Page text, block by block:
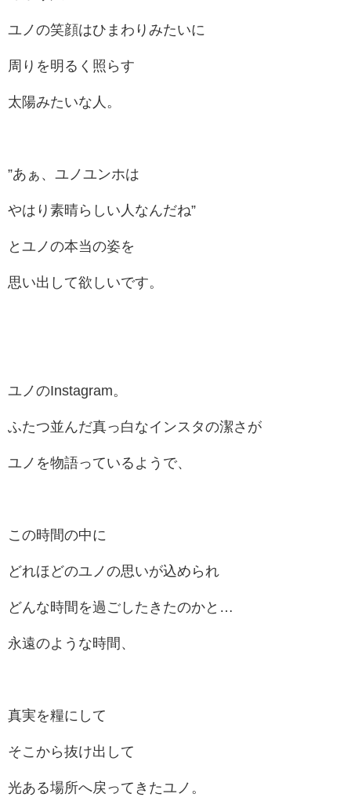
ユノの笑顔はひまわりみたいに
周りを明るく照らす
太陽みたいな人。
”あぁ、ユノユンホは
やはり素晴らしい人なんだね”
とユノの本当の姿を
思い出して欲しいです。
ユノのInstagram。
ふたつ並んだ真っ白なインスタの潔さが
ユノを物語っているようで、
この時間の中に
どれほどのユノの思いが込められ
どんな時間を過ごしたきたのかと…
永遠のような時間、
真実を糧にして
そこから抜け出して
光ある場所へ戻ってきたユノ。